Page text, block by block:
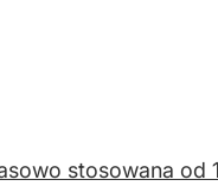
stosowana od